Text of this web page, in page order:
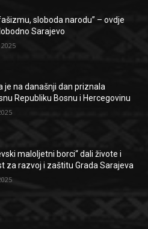
sloboda narodu” – ovdje
Sarajevo
je na današnji dan priznala
Republiku Bosnu i Hercegovinu
maloljetni borci“ dali živote i
za razvoj i zaštitu Grada Sarajeva